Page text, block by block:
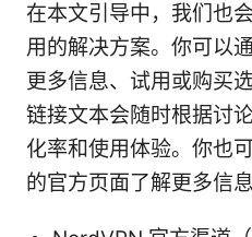
在本文引导中，我们也
用的解决方案。你可以
更多信息、试用或购买
链接文本会随时根据讨
化率和使用体验。你也
的官方页面了解更多信息